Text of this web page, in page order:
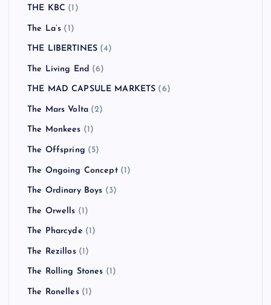
THE KBC (1)
The La’s (1)
THE LIBERTINES (4)
The Living End (6)
THE MAD CAPSULE MARKETS (6)
The Mars Volta (2)
The Monkees (1)
The Offspring (5)
The Ongoing Concept(1)
The Ordinary Boys (3)
The Orwells (1)
The Pharcyde (1)
The Rezillos(1)
The Rolling Stones (1)
The Ronelles(1)